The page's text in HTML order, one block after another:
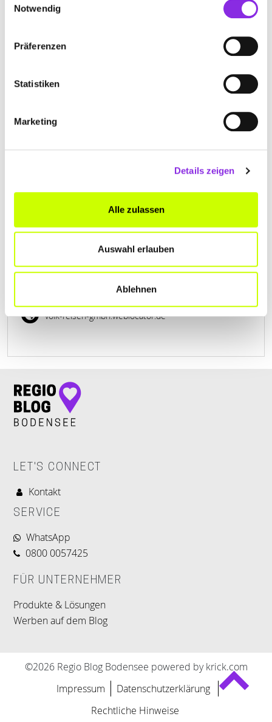
Notwendig
Präferenzen
Statistiken
Marketing
Details zeigen
Alle zulassen
Auswahl erlauben
Ablehnen
Oberhofer Straße 6
volk-reisen-gmbh.weblocator.de
LET'S CONNECT
Kontakt
SERVICE
WhatsApp
0800 0057425
FÜR UNTERNEHMER
Produkte & Lösungen
Werben auf dem Blog
©2026 Regio Blog Bodensee powered by krick.com
Impressum
Datenschutzerklärung
Rechtliche Hinweise